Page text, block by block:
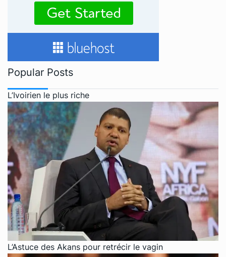
Popular Posts
L’Ivoirien le plus riche
L’Astuce des Akans pour retrécir le vagin